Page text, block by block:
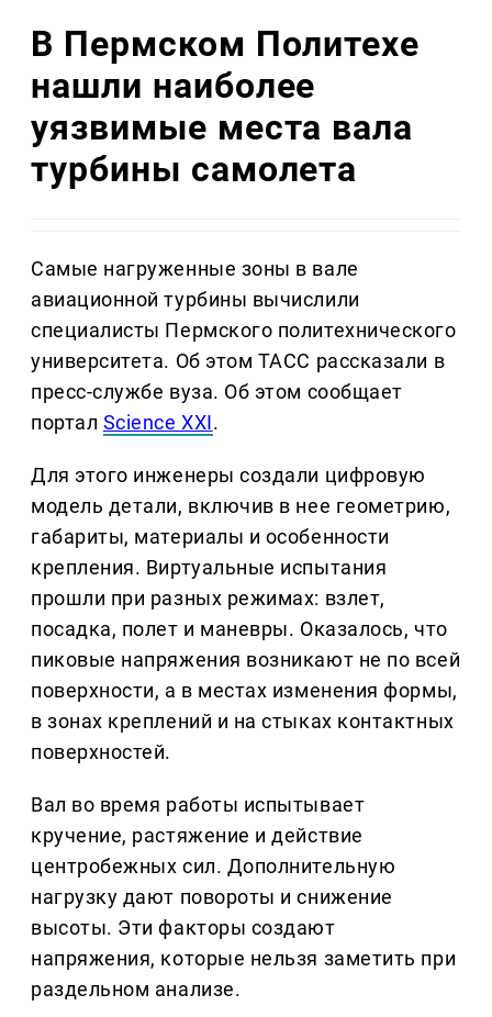
В Пермском Политехе
нашли наиболее
уязвимые места вала
турбины самолета
Самые нагруженные зоны в вале
авиационной турбины вычислили
специалисты Пермского политехнического
университета. Об этом ТАСС рассказали в
пресс-службе вуза. Об этом сообщает
портал Science XXI.
Для этого инженеры создали цифровую
модель детали, включив в нее геометрию,
габариты, материалы и особенности
крепления. Виртуальные испытания
прошли при разных режимах: взлет,
посадка, полет и маневры. Оказалось, что
пиковые напряжения возникают не по всей
поверхности, а в местах изменения формы,
в зонах креплений и на стыках контактных
поверхностей.
Вал во время работы испытывает
кручение, растяжение и действие
центробежных сил. Дополнительную
нагрузку дают повороты и снижение
высоты. Эти факторы создают
напряжения, которые нельзя заметить при
раздельном анализе.